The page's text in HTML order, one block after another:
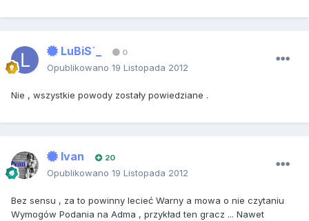
LuBiS`_ 0
Opublikowano 19 Listopada 2012
Nie , wszystkie powody zostały powiedziane .
Ivan 20
Opublikowano 19 Listopada 2012
Bez sensu , za to powinny lecieć Warny a mowa o nie czytaniu
Wymogów Podania na Adma , przykład ten gracz ... Nawet